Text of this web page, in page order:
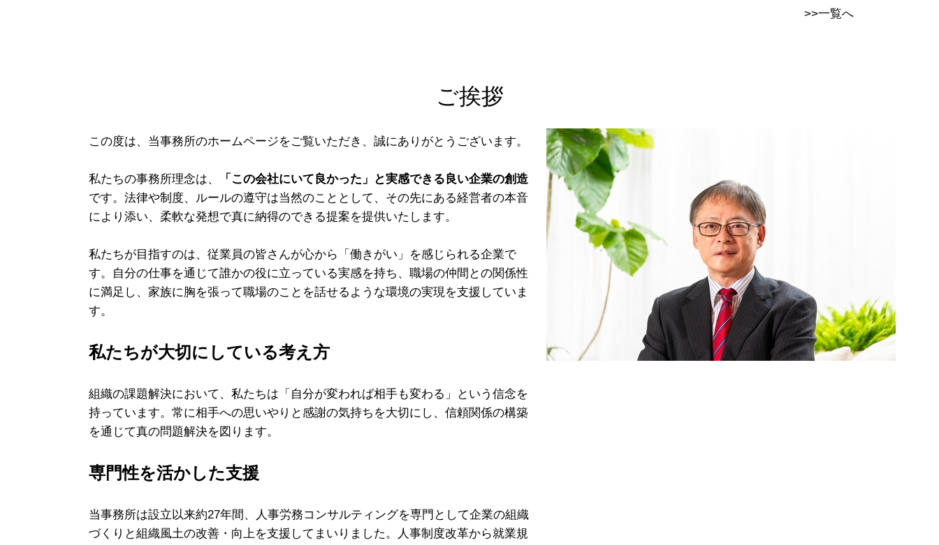
>>一覧へ
ご挨拶
この度は、当事務所のホームページをご覧いただき、誠にありがとうございます。
私たちの事務所理念は、
「この会社にいて良かった」と実感できる良い企業の創造
です。法律や制度、ルールの遵守は当然のこととして、その先にある経営者の本音
により添い、柔軟な発想で真に納得のできる提案を提供いたします。
私たちが目指すのは、従業員の皆さんが心から「働きがい」を感じられる企業で
す。自分の仕事を通じて誰かの役に立っている実感を持ち、職場の仲間との関係性
に満足し、家族に胸を張って職場のことを話せるような環境の実現を支援していま
す。
私たちが大切にしている考え方
組織の課題解決において、私たちは「自分が変われば相手も変わる」という信念を
持っています。常に相手への思いやりと感謝の気持ちを大切にし、信頼関係の構築
を通じて真の問題解決を図ります。
専門性を活かした支援
当事務所は設立以来約27年間、人事労務コンサルティングを専門として企業の組織
づくりと組織風土の改善・向上を支援してまいりました。人事制度改革から就業規